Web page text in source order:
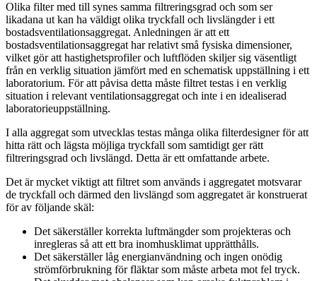
Olika filter med till synes samma filtreringsgrad och som ser
likadana ut kan ha väldigt olika tryckfall och livslängder i ett
bostadsventilationsaggregat. Anledningen är att ett
bostadsventilationsaggregat har relativt små fysiska dimensioner,
vilket gör att hastighetsprofiler och luftflöden skiljer sig väsentligt
från en verklig situation jämfört med en schematisk uppställning i ett
laboratorium. För att påvisa detta måste filtret testas i en verklig
situation i relevant ventilationsaggregat och inte i en idealiserad
laboratorieuppställning.
I alla aggregat som utvecklas testas många olika filterdesigner för att
hitta rätt och lägsta möjliga tryckfall som samtidigt ger rätt
filtreringsgrad och livslängd. Detta är ett omfattande arbete.
Det är mycket viktigt att filtret som används i aggregatet motsvarar
de tryckfall och därmed den livslängd som aggregatet är konstruerat
för av följande skäl:
Det säkerställer korrekta luftmängder som projekteras och
inregleras så att ett bra inomhusklimat upprätthålls.
Det säkerställer låg energianvändning och ingen onödig
strömförbrukning för fläktar som måste arbeta mot fel tryck.